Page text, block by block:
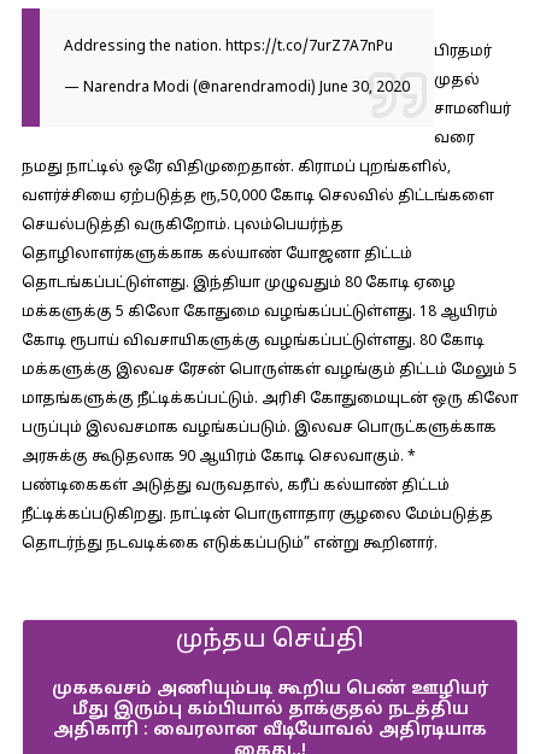
Addressing the nation. https://t.co/7urZ7A7nPu
— Narendra Modi (@narendramodi) June 30, 2020
பிரதமர்
முதல்
சாமனியர்
வரை
நமது நாட்டில் ஒரே விதிமுறைதான். கிராமப் புறங்களில்,
வளர்ச்சியை ஏற்படுத்த ரூ,50,000 கோடி செலவில் திட்டங்களை
செயல்படுத்தி வருகிறோம். புலம்பெயர்ந்த
தொழிலாளர்களுக்காக கல்யாண் யோஜனா திட்டம்
தொடங்கப்பட்டுள்ளது. இந்தியா முழுவதும் 80 கோடி ஏழை
மக்களுக்கு 5 கிலோ கோதுமை வழங்கப்பட்டுள்ளது. 18 ஆயிரம்
கோடி ரூபாய் விவசாயிகளுக்கு வழங்கப்பட்டுள்ளது. 80 கோடி
மக்களுக்கு இலவச ரேசன் பொருள்கள் வழங்கும் திட்டம் மேலும் 5
மாதங்களுக்கு நீட்டிக்கப்பட்டும். அரிசி கோதுமையுடன் ஒரு கிலோ
பருப்பும் இலவசமாக வழங்கப்படும். இலவச பொருட்களுக்காக
அரசுக்கு கூடுதலாக 90 ஆயிரம் கோடி செலவாகும். *
பண்டிகைகள் அடுத்து வருவதால், கரீப் கல்யாண் திட்டம்
நீட்டிக்கப்படுகிறது. நாட்டின் பொருளாதார சூழலை மேம்படுத்த
தொடர்ந்து நடவடிக்கை எடுக்கப்படும்” என்று கூறினார்.
முந்தய செய்தி
முககவசம் அணியும்படி கூறிய பெண் ஊழியர்
மீது இரும்பு கம்பியால் தாக்குதல் நடத்திய
அதிகாரி : வைரலான வீடியோவல் அதிரடியாக